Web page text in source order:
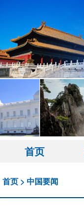
首页
首页 > 中国要闻